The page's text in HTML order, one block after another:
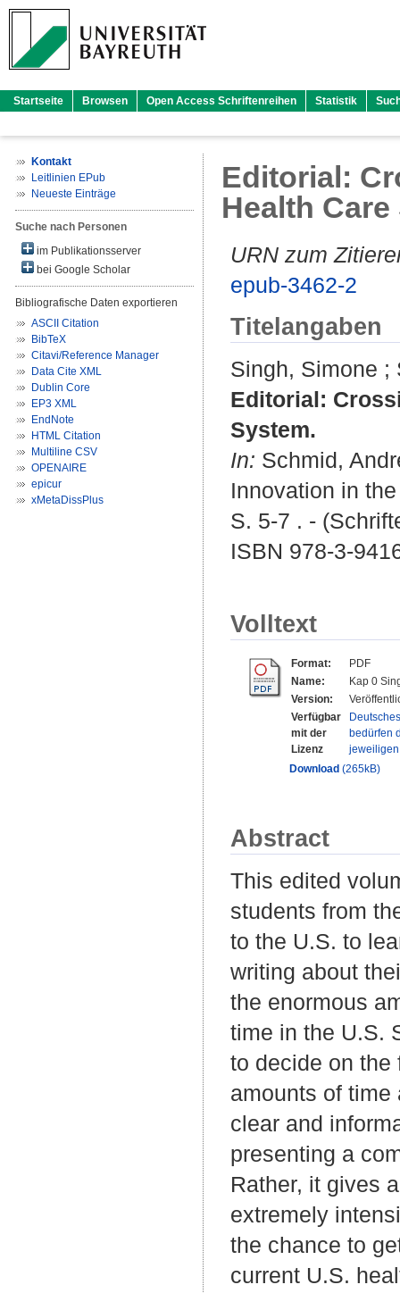
Startseite Browsen Open Access Schriftenreihen Statistik
Kontakt
Leitlinien EPub
Neueste Einträge
Suche nach Personen
im Publikationsserver
bei Google Scholar
Bibliografische Daten exportieren
ASCII Citation
BibTeX
Citavi/Reference Manager
Data Cite XML
Dublin Core
EP3 XML
EndNote
HTML Citation
Multiline CSV
OPENAIRE
epicur
xMetaDissPlus
Editorial:
Health
URN zum
epub-3462-2
Titelangaben
Singh, Simone ;
Editorial:
System.
In: Schmid,
Innovation in
S. 5-7 . -
ISBN 978-3-
Volltext
Format:
PDF
Name:
Kap 0
Version:
Verfügbar
mit der
Lizenz
bedürfen
Download (265kB)
Abstract
This edited
students from
to the U.S. to
writing about
the enormous
time in the U.S.
to decide on the
amounts of time
clear and
presenting a
Rather, it gives
extremely
the chance to
current U.S.